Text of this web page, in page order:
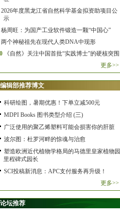
2026年度黑龙江省自然科学基金拟资助项目公
示
杨周旺：为国产工业软件锻造一颗“中国心”
两个神秘祖先在现代人类DNA中现形
《自然》关注中国首批“实践博士”的硬核突围
更多>>
编辑部推荐博文
科研绘图，暑期优惠！下单立减500元
MDPI Books 图书类型介绍 (三)
广泛使用的聚乙烯塑料可能会损害你的肝脏
波尔图：杜罗河畔的惊魂与治愈
塑造欧洲近代植物学格局的马德里皇家植物园
里程碑式园长
SCI投稿新消息：APC支付服务再升级！
更多>>
论坛推荐